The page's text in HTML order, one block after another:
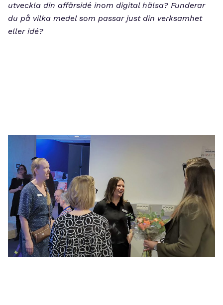
utveckla din affärsidé inom digital hälsa? Funderar
du på vilka medel som passar just din verksamhet
eller idé?